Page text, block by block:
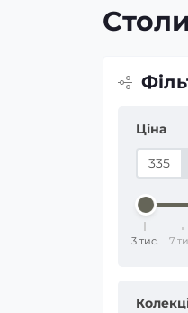
Ціна
3 тис. 7